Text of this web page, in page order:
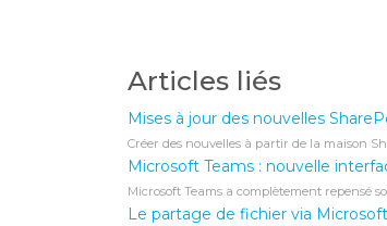
Articles liés
Mises à jour des nouvelles
Créer des nouvelles à partir de la maison
Microsoft Teams : nouvelle
Microsoft Teams a complètement repensé
Le partage de fichier via Microsoft